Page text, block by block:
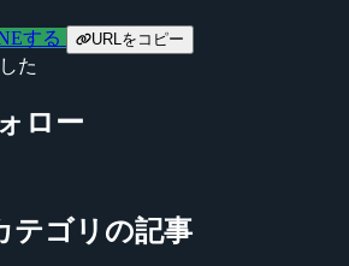
する URLをコピー
た
ロー
テゴリの記事